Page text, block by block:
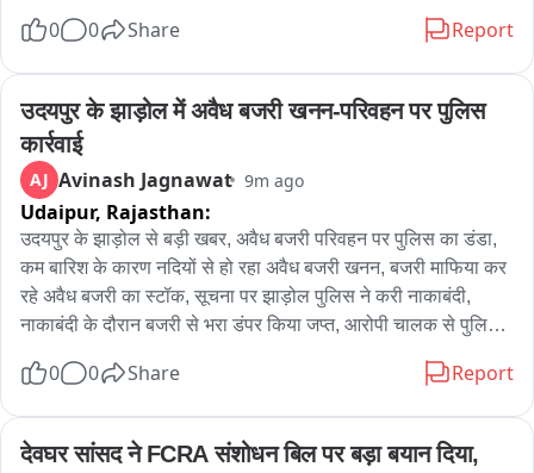
0 0 Share Report
उदयपुर के झाड़ोल में अवैध बजरी खनन-परिवहन पर पुलिस
कार्रवाई
AJ Avinash Jagnawat 9m ago
Udaipur, Rajasthan:
उदयपुर के झाड़ोल से बड़ी खबर, अवैध बजरी परिवहन पर पुलिस का डंडा,
कम बारिश के कारण नदियों से हो रहा अवैध बजरी खनन, बजरी माफिया कर
रहे अवैध बजरी का स्टॉक, सूचना पर झाड़ोल पुलिस ने करी नाकाबंदी,
नाकाबंदी के दौरान बजरी से भरा डंपर किया जप्त, आरोपी चालक से पुलिस
रात में होता है अवैध बजरी परिवहन, झाड़ोल SHO करनाराम ने की है
0 0 Share Report
देवघर सांसद ने FCRA संशोधन बिल पर बड़ा बयान दिया,